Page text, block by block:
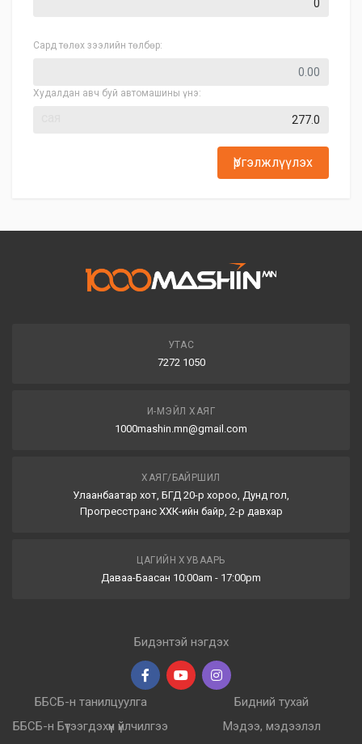
Сард төлөх зээлийн төлбөр:
Худалдан авч буй автомашины үнэ:
Үргэлжлүүлэх
УТАС
7272 1050
И-МЭЙЛ ХАЯГ
1000mashin.mn@gmail.com
ХАЯГ/БАЙРШИЛ
Улаанбаатар хот, БГД 20-р хороо, Дунд гол,
Прогресстранс ХХК-ийн байр, 2-р давхар
ЦАГИЙН ХУВААРЬ
Даваа-Баасан 10:00am - 17:00pm
Бидэнтэй нэгдэх
ББСБ-н танилцуулга
ББСБ-н Бүтээгдэхүүн үйлчилгээ
Бидний тухай
Мэдээ, мэдээлэл